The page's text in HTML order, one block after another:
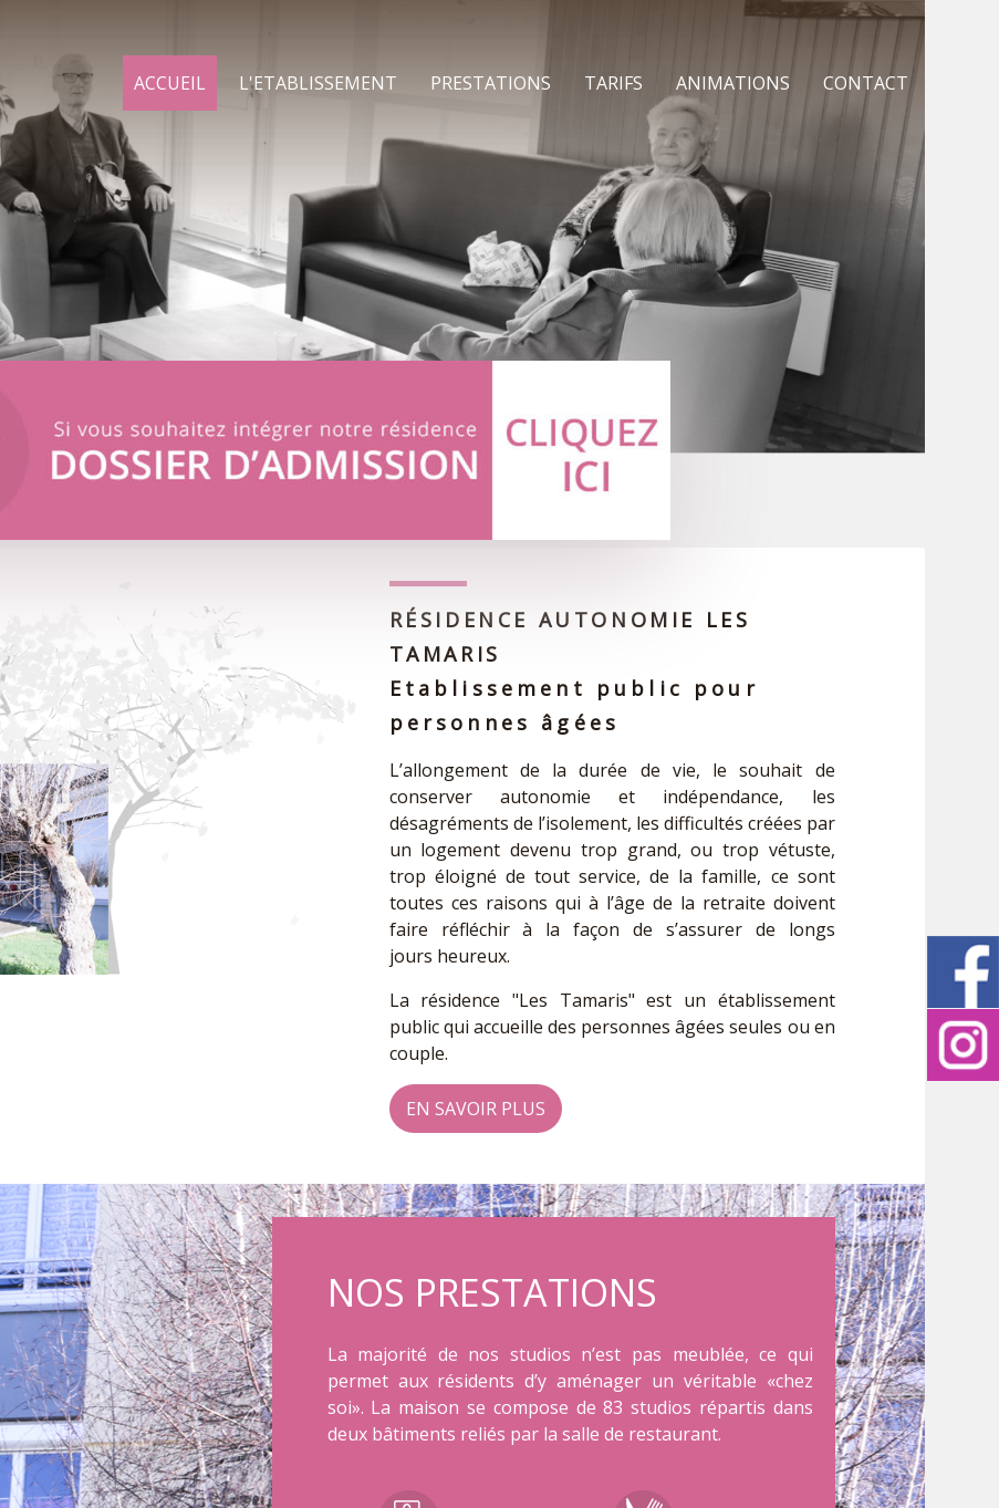
ACCUEIL L'ETABLISSEMENT PRESTATIONS TARIFS ANIMATIONS CONTACT
RÉSIDENCE AUTONOMIE LES
TAMARIS
Etablissement public pour
personnes âgées
L’allongement de la durée de vie, le souhait de
conserver autonomie et indépendance, les
désagréments de l’isolement, les difficultés créées par
un logement devenu trop grand, ou trop vétuste,
trop éloigné de tout service, de la famille, ce sont
toutes ces raisons qui à l’âge de la retraite doivent
faire réfléchir à la façon de s’assurer de longs
jours heureux.
La résidence "Les Tamaris" est un établissement
public qui accueille des personnes âgées seules ou en
couple.
EN SAVOIR PLUS
NOS PRESTATIONS
La majorité de nos studios n’est pas meublée, ce qui
permet aux résidents d’y aménager un véritable «chez
soi». La maison se compose de 83 studios répartis dans
deux bâtiments reliés par la salle de restaurant.